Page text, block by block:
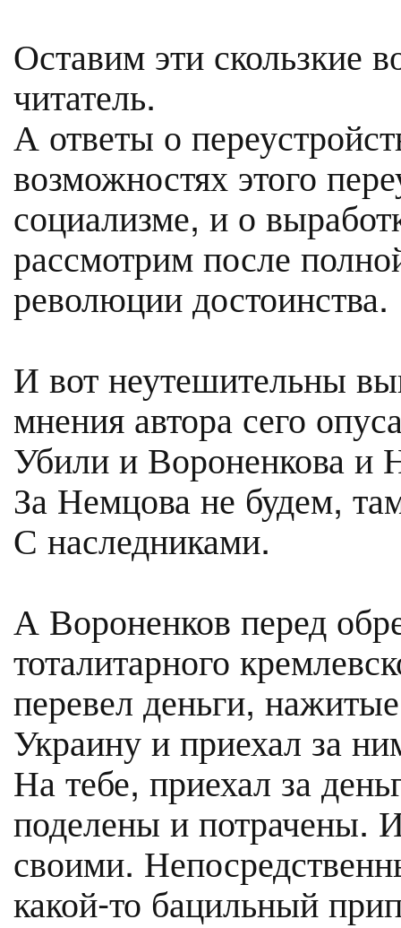
Оставим эти скользкие
читатель.
А ответы о
возможностях этого
социализме, и о
рассмотрим после
революции достоинства.
И вот неутешительны
мнения автора сего
Убили и Вороненкова и
За Немцова не будем,
С наследниками.
А Вороненков перед
тоталитарного
перевел деньги,
Украину и приехал за
На тебе, приехал за
поделены и потрачены.
своими.
какой-то бацильный